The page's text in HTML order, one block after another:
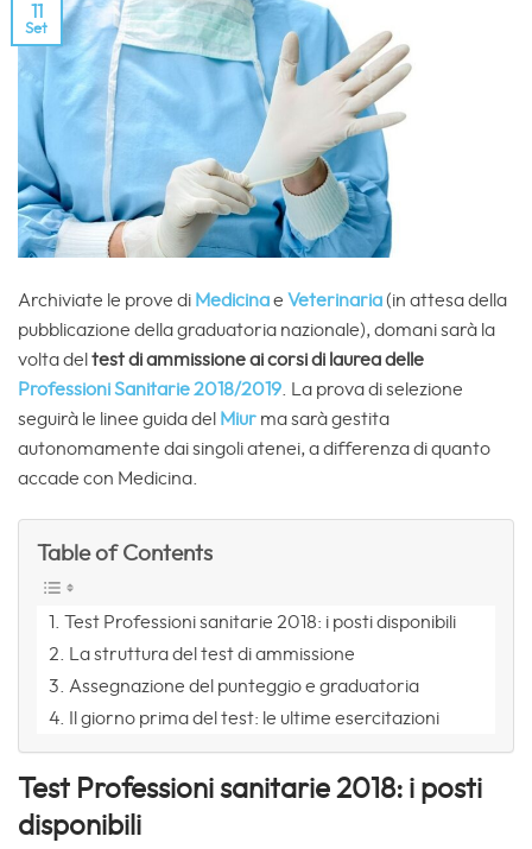
11
Set
Archiviate le prove di Medicinae Veterinaria(in attesa della
pubblicazione della graduatoria nazionale), domani sarà la
volta del test di ammissione ai corsi di laurea delle
Professioni Sanitarie 2018/2019 . La prova di selezione
seguirà le linee guida del
Miur ma sarà gestita
autonomamente dai singoli atenei, a differenza di quanto
accade con Medicina.
Table of Contents
Test Professioni sanitarie 2018: i posti disponibili
La struttura del test di ammissione
Assegnazione del punteggio e graduatoria
Il giorno prima del test: le ultime esercitazioni
Test Professioni sanitarie 2018: i posti
disponibili